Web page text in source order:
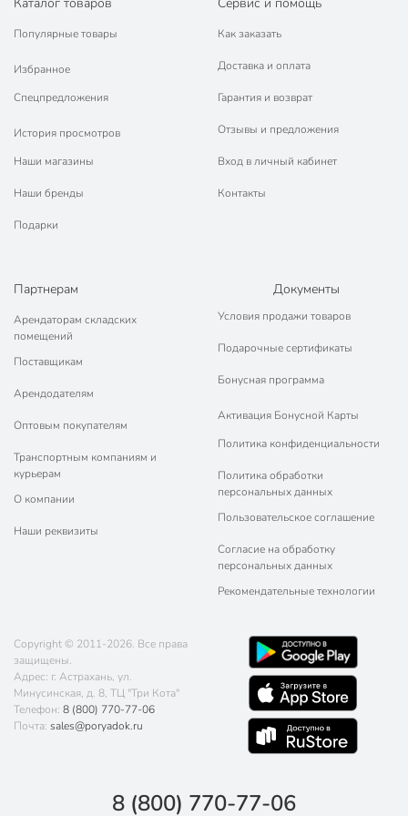
Популярные товары
Избранное
Спецпредложения
История просмотров
Наши магазины
Наши бренды
Подарки
Как заказать
Доставка и оплата
Гарантия и возврат
Отзывы и предложения
Вход в личный кабинет
Контакты
Партнерам
Арендаторам складских
помещений
Поставщикам
Арендодателям
Оптовым покупателям
Транспортным компаниям и
курьерам
О компании
Наши реквизиты
Документы
Условия продажи товаров
Подарочные сертификаты
Бонусная программа
Активация Бонусной Карты
Политика конфиденциальности
Политика обработки
персональных данных
Пользовательское соглашение
Согласие на обработку
персональных данных
Рекомендательные технологии
Copyright © 2011-2026. Все права
защищены.
Адрес: г. Астрахань, ул.
Минусинская, д. 8, ТЦ "Три Кота"
Телефон: 8 (800) 770-77-06
Почта: sales@poryadok.ru
8 (800) 770-77-06